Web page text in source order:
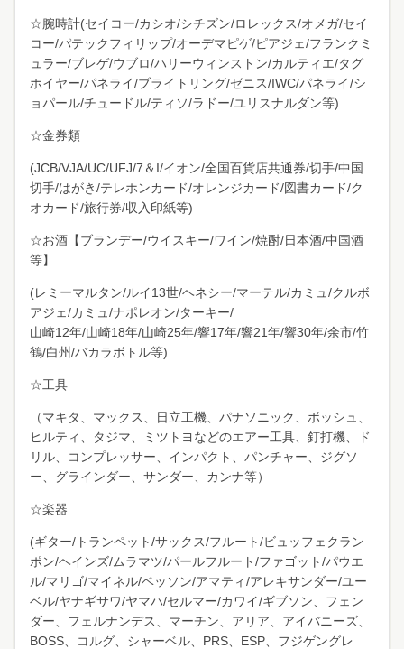
☆腕時計(セイコー/カシオ/シチズン/ロレックス/オメガ/セイ
コー/パテックフィリップ/オーデマピゲ/ピアジェ/フランクミ
ュラー/ブレゲ/ウブロ/ハリーウィンストン/カルティエ/タグ
ホイヤー/パネライ/ブライトリング/ゼニス/IWC/パネライ/シ
ョパール/チュードル/ティソ/ラドー/ユリスナルダン等)
☆金券類
(JCB/VJA/UC/UFJ/7＆I/イオン/全国百貨店共通券/切手/中国
切手/はがき/テレホンカード/オレンジカード/図書カード/ク
オカード/旅行券/収入印紙等)
☆お酒【ブランデー/ウイスキー/ワイン/焼酎/日本酒/中国酒
等】
(レミーマルタン/ルイ13世/ヘネシー/マーテル/カミュ/クルボ
アジェ/カミュ/ナポレオン/ターキー/
山崎12年/山崎18年/山崎25年/響17年/響21年/響30年/余市/竹
鶴/白州/バカラボトル等)
☆工具
（マキタ、マックス、日立工機、パナソニック、ボッシュ、
ヒルティ、タジマ、ミツトヨなどのエアー工具、釘打機、ド
リル、コンプレッサー、インパクト、パンチャー、ジグソ
ー、グラインダー、サンダー、カンナ等）
☆楽器
(ギター/トランペット/サックス/フルート/ビュッフェクラン
ポン/ヘインズ/ムラマツ/パールフルート/ファゴット/パウエ
ル/マリゴ/マイネル/ベッソン/アマティ/アレキサンダー/ユー
ベル/ヤナギサワ/ヤマハ/セルマー/カワイ/ギブソン、フェン
ダー、フェルナンデス、マーチン、アリア、アイバニーズ、
BOSS、コルグ、シャーベル、PRS、ESP、フジゲングレ